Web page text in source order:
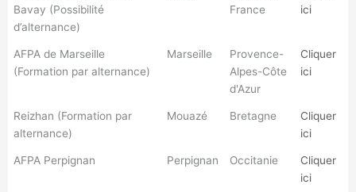
Bavay (Possibilité
d’alternance)
France
ici
AFPA de Marseille
(Formation par alternance)
Marseille
Provence-
Alpes-Côte
d'Azur
Cliquer
ici
Reizhan (Formation par
alternance)
Mouazé Bretagne
Cliquer
ici
AFPA Perpignan Perpignan Occitanie
Cliquer
ici